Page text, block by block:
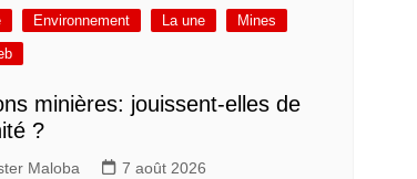
Environnement La une
Mines
minières: jouissent-elles de
?
Maloba 7 août 2026